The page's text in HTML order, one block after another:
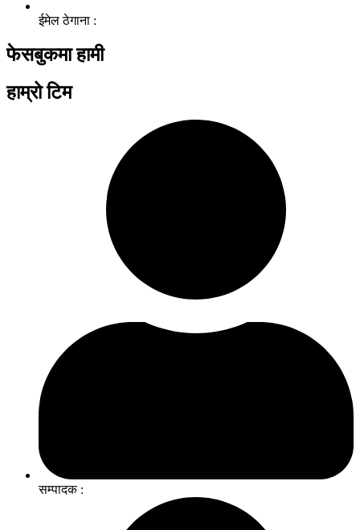
ईमेल ठेगाना :
फेसबुकमा हामी
हाम्रो टिम
सम्पादक :